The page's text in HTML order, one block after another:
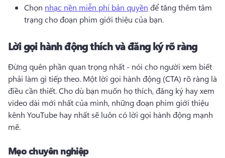
Chọn nhạc nền miễn phí bản quyền để tăng thêm tâm
trạng cho đoạn phim giới thiệu của bạn.
Lời gọi hành động thích và đăng ký rõ ràng
Đừng quên phần quan trọng nhất - nói cho người xem biết
phải làm gì tiếp theo. Một lời gọi hành động (CTA) rõ ràng là
điều cần thiết. Cho dù bạn muốn họ thích, đăng ký hay xem
video dài mới nhất của mình, những đoạn phim giới thiệu
kênh YouTube hay nhất sẽ luôn có lời gọi hành động mạnh
mẽ.
Mẹo chuyên nghiệp